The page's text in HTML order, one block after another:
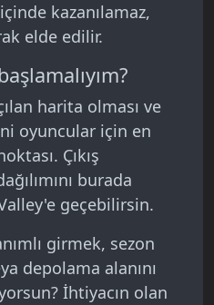
kazanılamaz,
elde edilir.
harita olması ve
oyuncular için en
Çıkış
burada
geçebilirsin.
girmek, sezon
depolama alanını
İhtiyacın olan